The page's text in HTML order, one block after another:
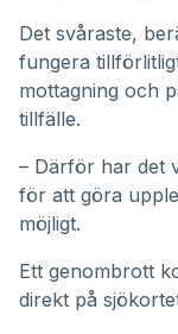
Det svåraste,
fungera
mottagning och
tillfälle.
– Därför har det
för att göra
möjligt.
Ett genombrott
direkt på